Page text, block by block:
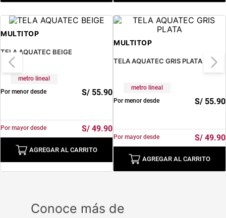
MULTITOP
TELA AQUATEC BEIGE
metro lineal
Por menor desde
S/ 55.90
Por mayor desde S/ 49.90
AGREGAR AL CARRITO
MULTITOP
TELA AQUATEC GRIS PLATA
metro lineal
Por menor desde
S/ 55.90
Por mayor desde S/ 49.90
AGREGAR AL CARRITO
Conoce más de